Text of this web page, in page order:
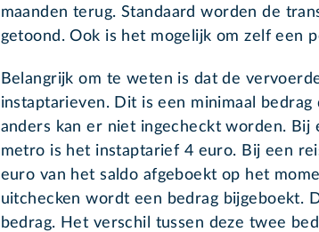
maanden terug. Standaard worden de
getoond. Ook is het mogelijk om zelf een
Belangrijk om te weten is dat de
instaptarieven. Dit is een minimaal
anders kan er niet ingecheckt worden. Bij
metro is het instaptarief 4 euro. Bij een
euro van het saldo afgeboekt op het
uitchecken wordt een bedrag bijgeboekt.
bedrag. Het verschil tussen deze twee